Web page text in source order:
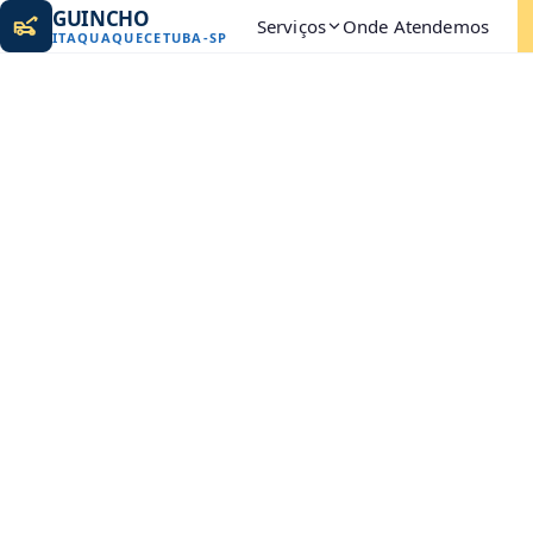
GUINCHO
ITAQUAQUECETUBA-SP Serviços Onde Atendemos